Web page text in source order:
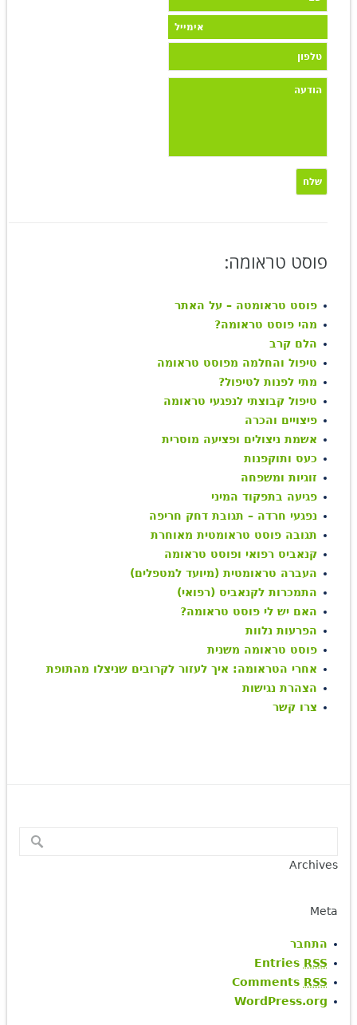
פוסט טראומה:
פוסט טראומטה – על האתר
מהי פוסט טראומה?
הלם קרב
טיפול והחלמה מפוסט טראומה
מתי לפנות לטיפול?
טיפול קבוצתי לנפגעי טראומה
פיצויים והכרה
אשמת ניצולים ופציעה מוסרית
כעס ותוקפנות
זוגיות ומשפחה
פגיעה בתפקוד המיני
נפגעי חרדה – תגובת דחק חריפה
תגובה פוסט טראומטית מאוחרת
קנאביס רפואי ופוסט טראומה
העברה טראומטית (מיועד למטפלים)
התמכרות לקנאביס (רפואי)
האם יש לי פוסט טראומה?
הפרעות נלוות
פוסט טראומה משנית
אחרי הטראומה: איך לעזור לקרובים שניצלו מהתופת
הצהרת נגישות
צרו קשר
Archives
Meta
התחבר
EntriesRSS
CommentsRSS
WordPress.org